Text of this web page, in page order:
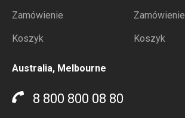
Zamówienie
Koszyk
Zamówienie
Koszyk
Australia, Melbourne
8 800 800 08 80